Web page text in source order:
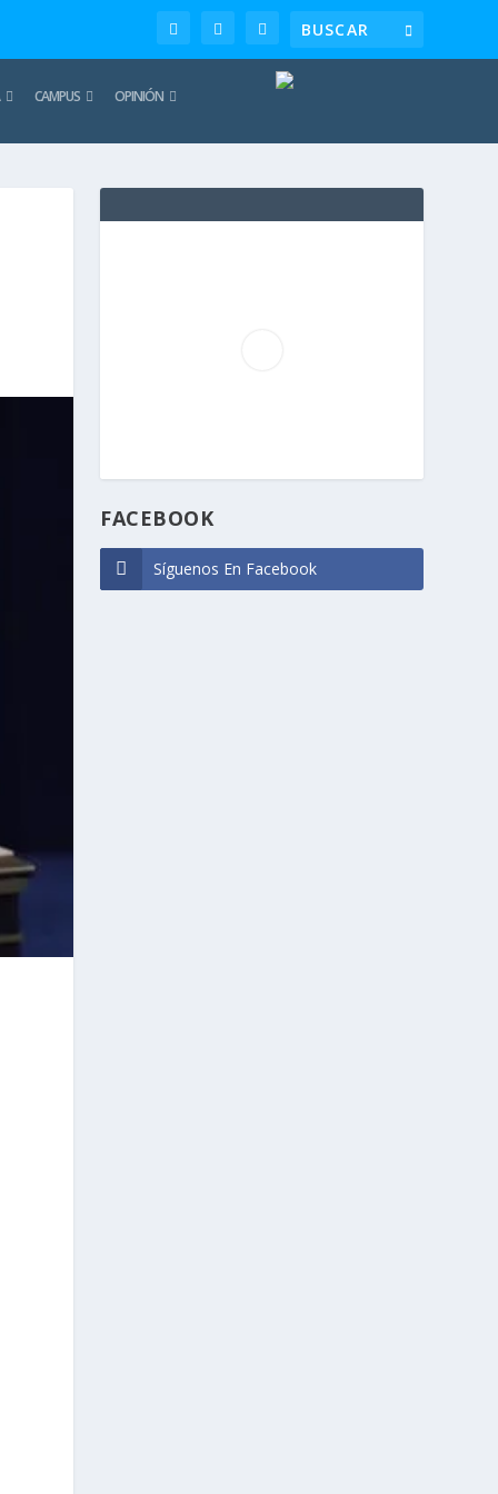
CAMPUS OPINIÓN
FACEBOOK
Síguenos En Facebook